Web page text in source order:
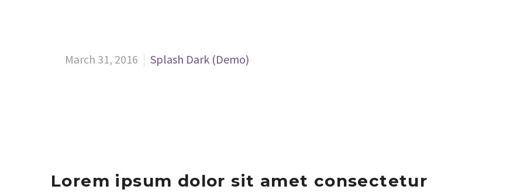
March 31, 2016 Splash Dark (Demo)
Lorem ipsum dolor sit amet consectetur